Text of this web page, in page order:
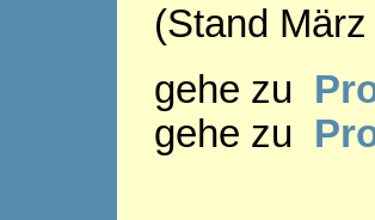
(Stand
gehe zu
gehe zu